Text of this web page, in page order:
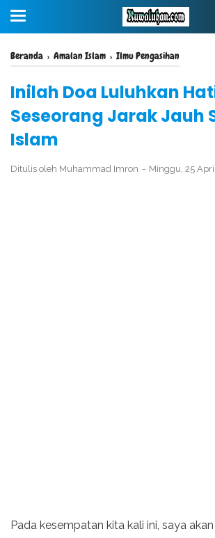
Beranda › Amalan Islam ›Ilmu Pengasihan
Inilah Doa Luluhkan
Seseorang Jarak Jauh
Islam
Ditulis oleh Muhammad Imron Minggu, 25
Pada kesempatan kita kali ini, saya